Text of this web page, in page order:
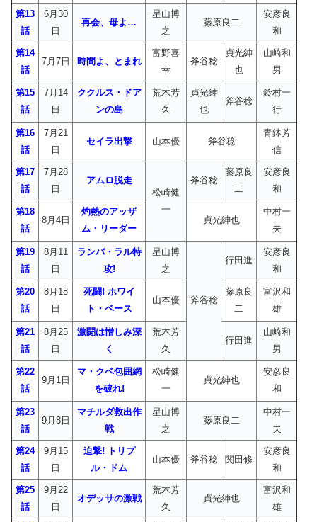
第13
話
6月30
日
再会、母よ…
星山博
之
藤原良二
安彦良
和
第14
話
7月7日 時間よ、とまれ
富野喜
幸
斧谷稔
貞光紳
也
山崎和
男
第15
話
7月14
日
ククルス・ドア
ンの島
荒木芳
久
貞光紳
也
斧谷稔
鈴村一
行
第16
話
7月21
日
セイラ出撃 山本優 斧谷稔
青鉢芳
信
第17
話
7月28
日
アムロ脱走
松崎健
一
斧谷稔
藤原良
二
安彦良
和
第18
話
8月4日
灼熱のアッザ
ム・リーダー
貞光紳也
中村一
夫
第19
話
8月11
日
ランバ・ラル特
攻!
星山博
之
斧谷稔
行田進
安彦良
和
第20
話
8月18
日
死闘! ホワイ
ト・ベース
山本優
藤原良
二
富沢和
雄
第21
話
8月25
日
激闘は憎しみ深
く
荒木芳
久
行田進
山崎和
男
第22
話
9月1日
マ・クベ包囲網
を破れ!
松崎健
一
貞光紳也
安彦良
和
第23
話
9月8日
マチルダ救出作
戦
星山博
之
藤原良二
中村一
夫
第24
話
9月15
日
迫撃! トリプ
ル・ドム
山本優 斧谷稔 関田修
安彦良
和
第25
話
9月22
日
オデッサの激戦
荒木芳
久
貞光紳也
富沢和
雄